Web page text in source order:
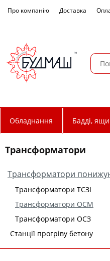
Про компанію Доставка
Обладнання Бадді,
Трансформатори
Трансформатори
Трансформатори ТСЗІ
Трансформатори ОСМ
Трансформатори ОСЗ
Станції прогріву бетону